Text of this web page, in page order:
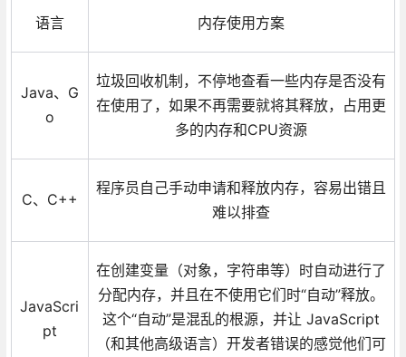
语言 内存使用方案
Java、G
o
垃圾回收机制，不停地查看一些内存是否没有
在使用了，如果不再需要就将其释放，占用更
多的内存和CPU资源
C、C++
程序员自己手动申请和释放内存，容易出错且
难以排查
JavaScri
pt
在创建变量（对象，字符串等）时自动进行了
分配内存，并且在不使用它们时“自动”释放。
这个“自动”是混乱的根源，并让 JavaScript
（和其他高级语言）开发者错误的感觉他们可